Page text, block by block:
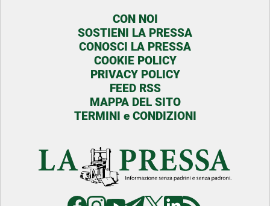
CON NOI
SOSTIENI LA PRESSA
CONOSCI LA PRESSA
COOKIE POLICY
PRIVACY POLICY
FEED RSS
MAPPA DEL SITO
TERMINI e CONDIZIONI